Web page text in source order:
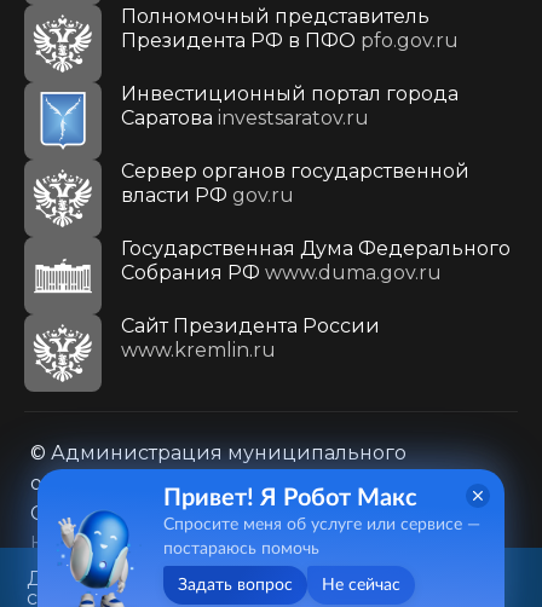
Полномочный представитель
Президента РФ в ПФО pfo.gov.ru
Инвестиционный портал города
Саратова investsaratov.ru
Сервер органов государственной
власти РФ gov.ru
Государственная Дума Федерального
Собрания РФ www.duma.gov.ru
Cайт Президента России
www.kremlin.ru
© Администрация муниципального
образования городского округа «Город
Саратов»
Контакты
Карта сайта
Политика в отношении обработки
Данный веб-сайт использует
cookie-файлы в целях
Привет! Я Робот Макс
Спросите меня об услуге или сервисе —
постараюсь помочь
Задать вопрос Не сейчас